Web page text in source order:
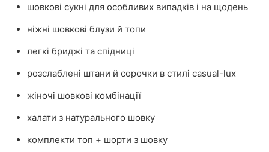
шовкові сукні для особливих випадків і на щодень
ніжні шовкові блузи й топи
легкі бриджі та спідниці
розслаблені штани й сорочки в стилі casual-lux
жіночі шовкові комбінації
халати з натурального шовку
комплекти топ + шорти з шовку